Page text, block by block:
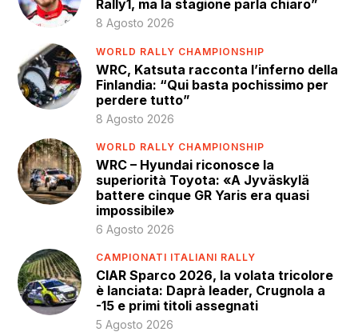
Rally1, ma la stagione parla chiaro”
8 Agosto 2026
WORLD RALLY CHAMPIONSHIP
WRC, Katsuta racconta l’inferno della
Finlandia: “Qui basta pochissimo per
perdere tutto”
8 Agosto 2026
WORLD RALLY CHAMPIONSHIP
WRC – Hyundai riconosce la
superiorità Toyota: «A Jyväskylä
battere cinque GR Yaris era quasi
impossibile»
6 Agosto 2026
CAMPIONATI ITALIANI RALLY
CIAR Sparco 2026, la volata tricolore
è lanciata: Daprà leader, Crugnola a
-15 e primi titoli assegnati
5 Agosto 2026